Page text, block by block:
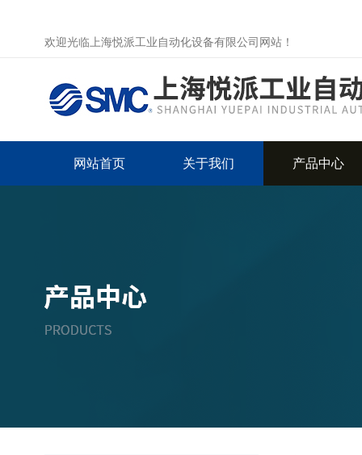
欢迎光临上海悦派工业自动化设备有限公司网站！
网站首页 关于我们 产品中心